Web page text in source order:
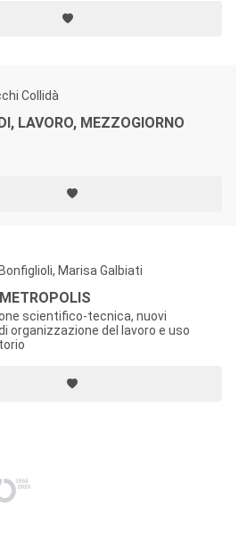
Collidà
LAVORO, MEZZOGIORNO
Marisa Galbiati
scientifico-tecnica, nuovi
organizzazione del lavoro e uso